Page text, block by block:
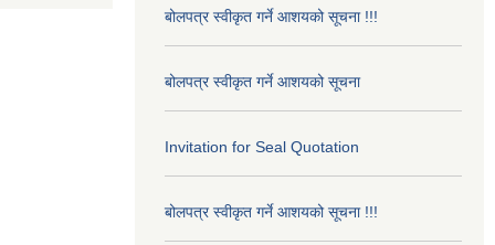
बोलपत्र स्वीकृत गर्ने आशयको सूचना !!!
बोलपत्र स्वीकृत गर्ने आशयको सूचना
Invitation for Seal Quotation
बोलपत्र स्वीकृत गर्ने आशयको सूचना !!!